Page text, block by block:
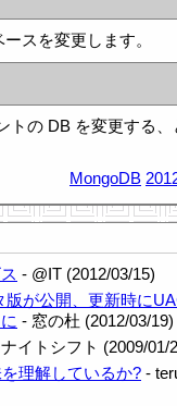
スを変更します。
トの DB を変更する、
MongoDB
- @IT (2012/03/15)
版が公開、更新時に
- 窓の杜 (2012/03/19)
イトシフト (2009/01/
理解しているか? -